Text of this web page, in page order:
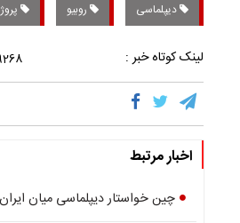
دیپلماسی روبیو
لینک کوتاه خبر :
اخبار مرتبط
چین خواستار دیپلماسی میان